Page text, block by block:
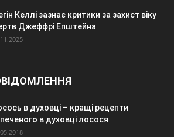
Келлі зазнає критики за захист віку
Джеффрі Епштейна
в духовці – кращі рецепти
в духовці лосося